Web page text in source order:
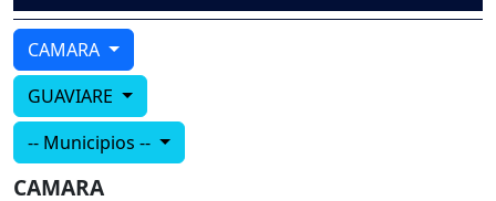
CAMARA
GUAVIARE
-- Municipios --
CAMARA